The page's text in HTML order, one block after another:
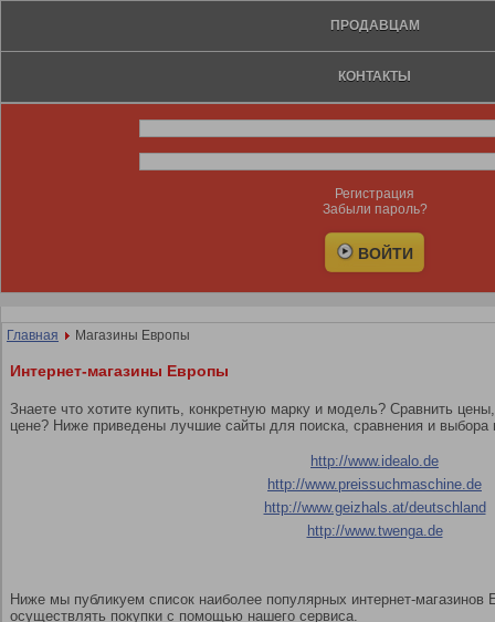
ПРОДАВЦАМ
КОНТАКТЫ
Регистрация
Забыли пароль?
Главная Магазины Европы
Интернет-магазины Европы
Знаете что хотите купить, конкретную марку и модель? Сравнить
цене? Ниже приведены лучшие сайты для поиска, сравнения и выбора
http://www.idealo.de
http://www.preissuchmaschine.de
http://www.geizhals.at/deutschland
http://www.twenga.de
Ниже мы публикуем список наиболее популярных интернет-
осуществлять покупки с помощью нашего сервиса.